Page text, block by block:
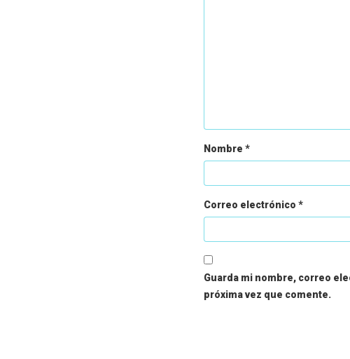
Nombre *
Correo electrónico *
Guarda mi nombre, correo
próxima vez que comente.